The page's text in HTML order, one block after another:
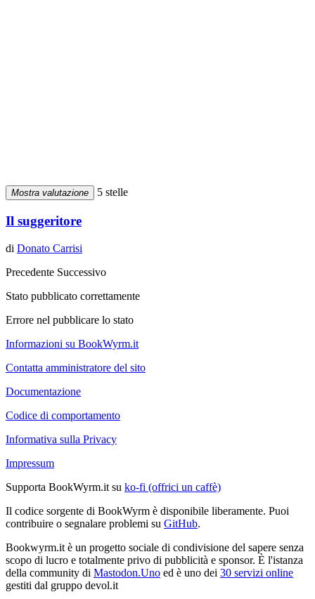
Mostra valutazione 5 stelle
Il suggeritore
di Donato Carrisi
Precedente Successivo
Stato pubblicato correttamente
Errore nel pubblicare lo stato
Informazioni su BookWyrm.it
Contatta amministratore del sito
Documentazione
Codice di comportamento
Informativa sulla Privacy
Impressum
Supporta BookWyrm.it su ko-fi (offrici un caffè)
Il codice sorgente di BookWyrm è disponibile liberamente. Puoi
contribuire o segnalare problemi su GitHub.
Bookwyrm.it è un progetto sociale di condivisione del sapere senza
scopo di lucro e totalmente privo di pubblicità e sponsor. È l'istanza
della community di Mastodon.Uno ed è uno dei 30 servizi online
gestiti dal gruppo devol.it